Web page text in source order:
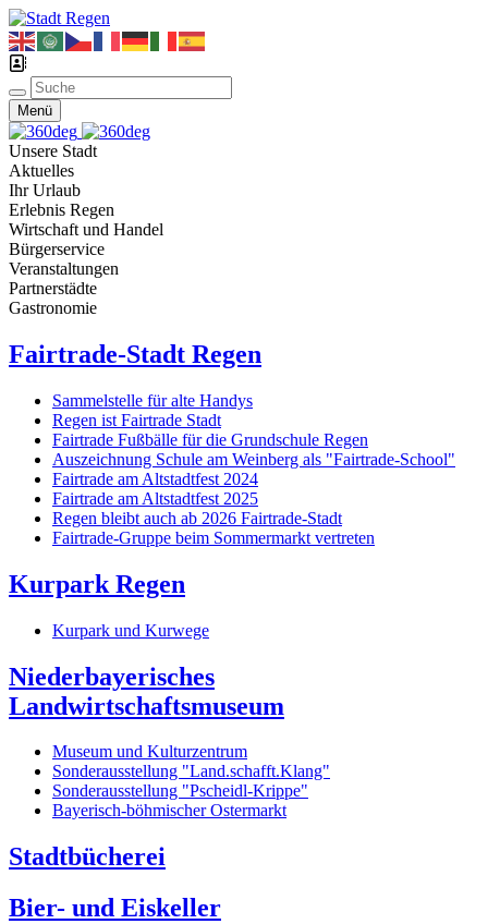
Menü
Unsere Stadt
Aktuelles
Ihr Urlaub
Erlebnis Regen
Wirtschaft und Handel
Bürgerservice
Veranstaltungen
Partnerstädte
Gastronomie
Fairtrade-Stadt Regen
Sammelstelle für alte Handys
Regen ist Fairtrade Stadt
Fairtrade Fußbälle für die Grundschule Regen
Auszeichnung Schule am Weinberg als "Fairtrade-School"
Fairtrade am Altstadtfest 2024
Fairtrade am Altstadtfest 2025
Regen bleibt auch ab 2026 Fairtrade-Stadt
Fairtrade-Gruppe beim Sommermarkt vertreten
Kurpark Regen
Kurpark und Kurwege
Niederbayerisches
Landwirtschaftsmuseum
Museum und Kulturzentrum
Sonderausstellung "Land.schafft.Klang"
Sonderausstellung "Pscheidl-Krippe"
Bayerisch-böhmischer Ostermarkt
Stadtbücherei
Bier- und Eiskeller